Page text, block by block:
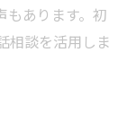
もあります。初
相談を活用しま